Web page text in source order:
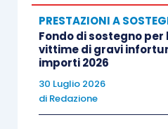
PRESTAZIONI A
Fondo di sostegno
vittime di gravi
importi 2026
30 Luglio 2026
di Redazione